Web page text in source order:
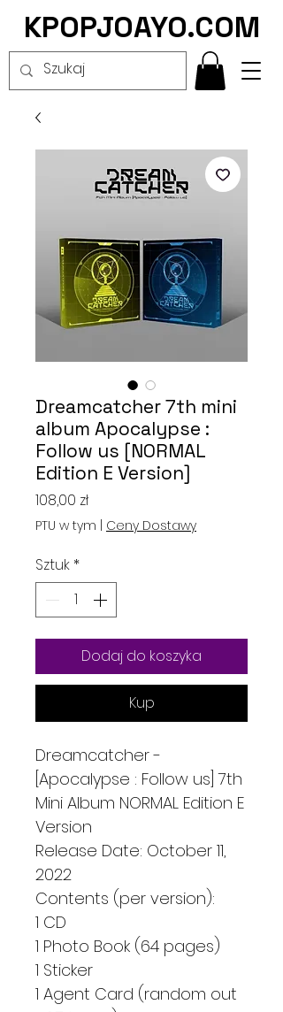
KPOPJOAYO.COM
Dreamcatcher 7th mini
album Apocalypse :
Follow us [NORMAL
Edition E Version]
108,00 złCena
PTU w tym Ceny Dostawy
Sztuk *
Dodaj do koszyka
Kup
Dreamcatcher -
[Apocalypse : Follow us] 7th
Mini Album NORMAL Edition E
Version
Release Date: October 11,
2022
Contents (per version):
1 CD
1 Photo Book (64 pages)
1 Sticker
1 Agent Card (random out